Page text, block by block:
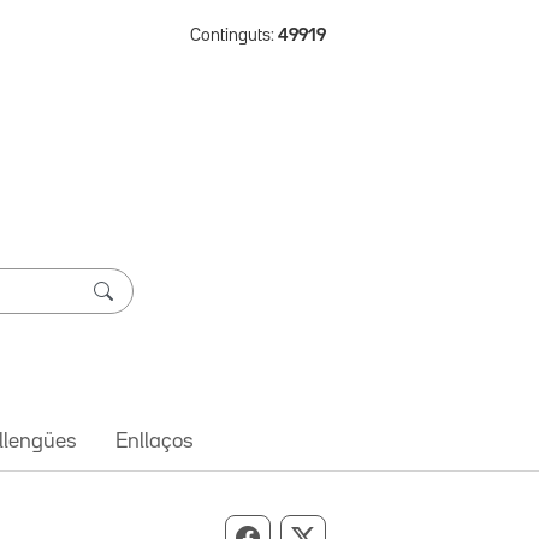
Continguts: 49919
Enllaços